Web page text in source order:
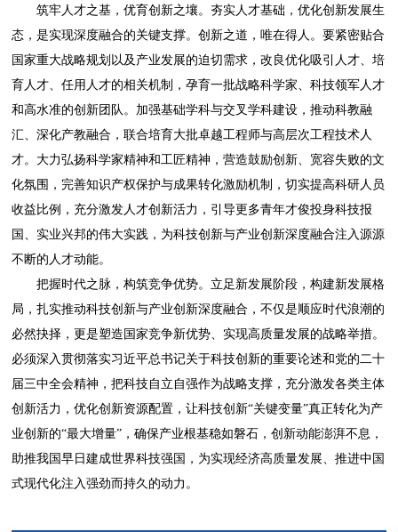
筑牢人才之基，优育创新之壤。夯实人才基础，优化创新发展生
态，是实现深度融合的关键支撑。创新之道，唯在得人。要紧密贴合
国家重大战略规划以及产业发展的迫切需求，改良优化吸引人才、培
育人才、任用人才的相关机制，孕育一批战略科学家、科技领军人才
和高水准的创新团队。加强基础学科与交叉学科建设，推动科教融
汇、深化产教融合，联合培育大批卓越工程师与高层次工程技术人
才。大力弘扬科学家精神和工匠精神，营造鼓励创新、宽容失败的文
化氛围，完善知识产权保护与成果转化激励机制，切实提高科研人员
收益比例，充分激发人才创新活力，引导更多青年才俊投身科技报
国、实业兴邦的伟大实践，为科技创新与产业创新深度融合注入源源
不断的人才动能。
把握时代之脉，构筑竞争优势。立足新发展阶段，构建新发展格
局，扎实推动科技创新与产业创新深度融合，不仅是顺应时代浪潮的
必然抉择，更是塑造国家竞争新优势、实现高质量发展的战略举措。
必须深入贯彻落实习近平总书记关于科技创新的重要论述和党的二十
届三中全会精神，把科技自立自强作为战略支撑，充分激发各类主体
创新活力，优化创新资源配置，让科技创新“关键变量”真正转化为产
业创新的“最大增量”，确保产业根基稳如磐石，创新动能澎湃不息，
助推我国早日建成世界科技强国，为实现经济高质量发展、推进中国
式现代化注入强劲而持久的动力。